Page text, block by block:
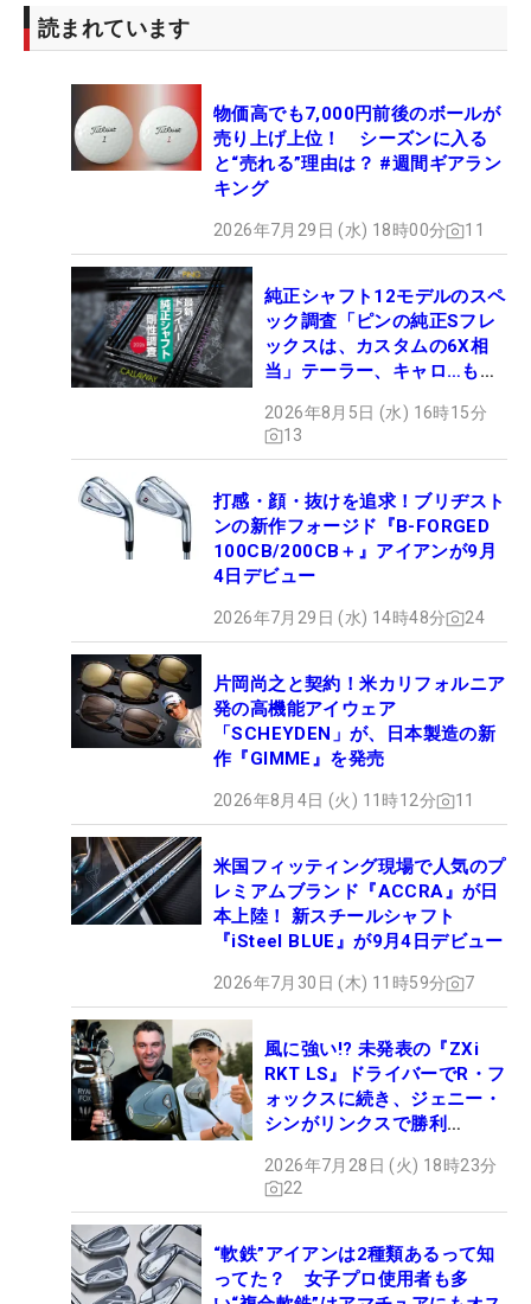
読まれています
物価高でも7,000円前後のボールが
売り上げ上位！ シーズンに入る
と“売れる”理由は？ #週間ギアラン
キング
2026年7月29日 (水) 18時00分 11
純正シャフト12モデルのスペ
ック調査「ピンの純正Sフレ
ックスは、カスタムの6X相
当」テーラー、キャロ…もチ
2026年8月5日 (水) 16時15分
13
打感・顔・抜けを追求！ブリヂスト
ンの新作フォージド『B-FORGED
100CB/200CB＋』アイアンが9月
4日デビュー
2026年7月29日 (水) 14時48分 24
片岡尚之と契約！米カリフォルニア
発の高機能アイウェア
「SCHEYDEN」が、日本製造の新
作『GIMME』を発売
2026年8月4日 (火) 11時12分 11
米国フィッティング現場で人気のプ
レミアムブランド『ACCRA』が日
本上陸！ 新スチールシャフト
『iSteel BLUE』が9月4日デビュー
2026年7月30日 (木) 11時59分 7
風に強い!? 未発表の『ZXi
RKT LS』ドライバーでR・フ
ォックスに続き、ジェニー・
シンがリンクスで勝利
2026年7月28日 (火) 18時23分
22
“軟鉄”アイアンは2種類あるって知
ってた？ 女子プロ使用者も多